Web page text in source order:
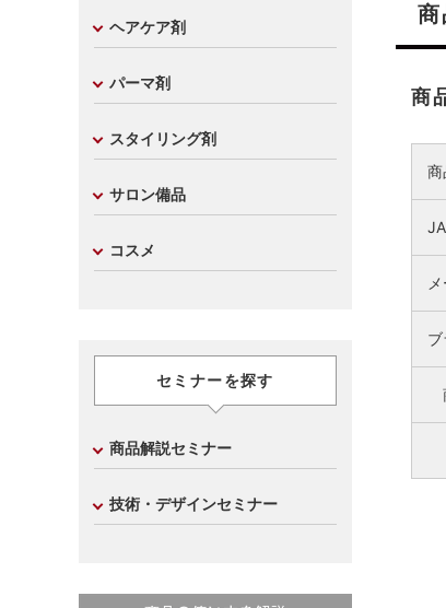
商
商
商
ヘアケア剤
パーマ剤
スタイリング剤
サロン備品
コスメ
セミナーを探す
商品解説セミナー
技術・デザインセミナー